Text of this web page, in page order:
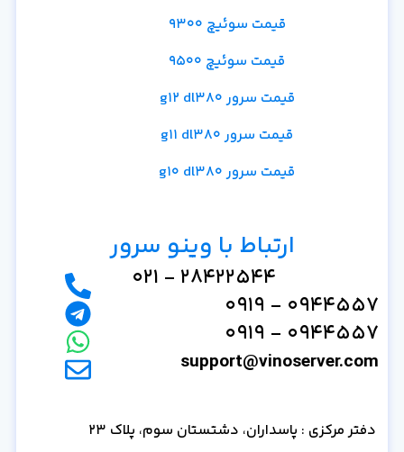
قیمت سوئیچ 9300
قیمت سوئیچ 9500
قیمت سرور g12 dl380
قیمت سرور g11 dl380
قیمت سرور g10 dl380
ارتباط با وینو سرور
28422544 - 021
0944557 - 0919
0944557 - 0919
support@vinoserver.com
دفتر مرکزی : پاسداران، دشتستان سوم، پلاک 23